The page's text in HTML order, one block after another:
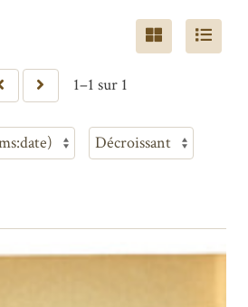
1–1 sur 1